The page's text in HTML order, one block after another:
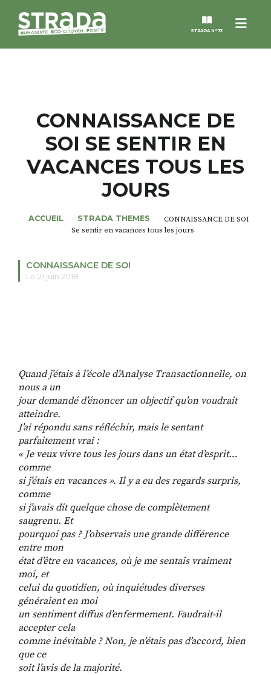
Menu
STRADA N°73
MAGAZINES
NOS THÈMES
STRADA’DATES
ALTER STRADA
CONNAISSANCE DE
SOI SE SENTIR EN
VACANCES TOUS LES
JOURS
ACCUEIL STRADA THEMES
CONNAISSANCE DE SOI
Se sentir en vacances tous les jours
CONNAISSANCE DE SOI
Le 21 juin 2018
Quand j’étais à l’école d’Analyse Transactionnelle, on
nous a un
jour demandé d’énoncer un objectif qu’on voudrait
atteindre.
J’ai répondu sans réfléchir, mais le sentant
parfaitement vrai :
« Je veux vivre tous les jours dans un état d’esprit…
comme
si j’étais en vacances ». Il y a eu des regards surpris,
comme
si j’avais dit quelque chose de complètement
saugrenu. Et
pourquoi pas ? J’observais une grande différence
entre mon
état d’être en vacances, où je me sentais vraiment
moi, et
celui du quotidien, où inquiétudes diverses
généraient en moi
un sentiment diffus d’enfermement. Faudrait-il
accepter cela
comme inévitable ? Non, je n’étais pas d’accord, bien
que ce
soit l’avis de la majorité.